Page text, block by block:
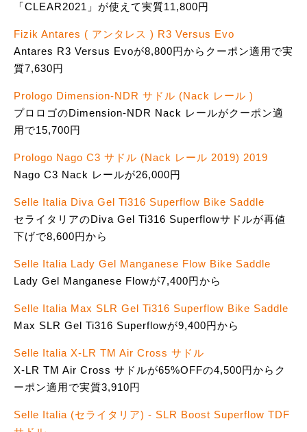
「CLEAR2021」が使えて実質11,800円
Fizik Antares ( アンタレス ) R3 Versus Evo
Antares R3 Versus Evoが8,800円からクーポン適用で実
質7,630円
Prologo Dimension-NDR サドル (Nack レール )
プロロゴのDimension-NDR Nack レールがクーポン適
用で15,700円
Prologo Nago C3 サドル (Nack レール 2019) 2019
Nago C3 Nack レールが26,000円
Selle Italia Diva Gel Ti316 Superflow Bike Saddle
セライタリアのDiva Gel Ti316 Superflowサドルが再値
下げで8,600円から
Selle Italia Lady Gel Manganese Flow Bike Saddle
Lady Gel Manganese Flowが7,400円から
Selle Italia Max SLR Gel Ti316 Superflow Bike Saddle
Max SLR Gel Ti316 Superflowが9,400円から
Selle Italia X-LR TM Air Cross サドル
X-LR TM Air Cross サドルが65%OFFの4,500円からク
ーポン適用で実質3,910円
Selle Italia (セライタリア) - SLR Boost Superflow TDF